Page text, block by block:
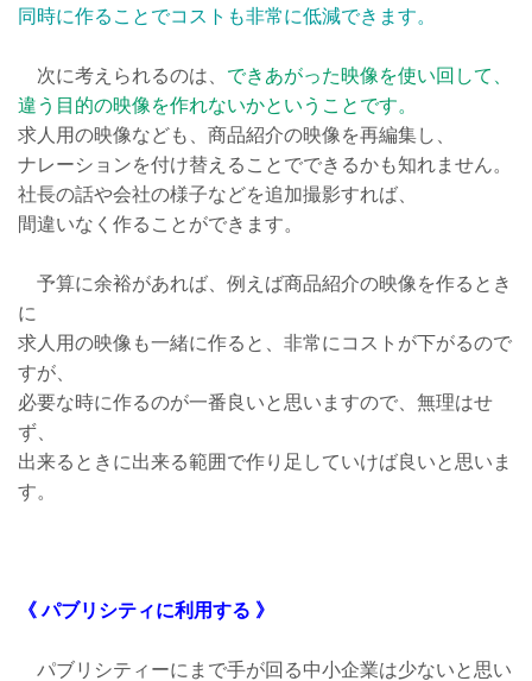
同時に作ることでコストも非常に低減できます。
次に考えられるのは、 できあがった映像を使い回して、
違う目的の映像を作れないかということです。
求人用の映像なども、商品紹介の映像を再編集し、
ナレーションを付け替えることでできるかも知れません。
社長の話や会社の様子などを追加撮影すれば、
間違いなく作ることができます。
予算に余裕があれば、例えば商品紹介の映像を作るとき
に
求人用の映像も一緒に作ると、非常にコストが下がるので
すが、
必要な時に作るのが一番良いと思いますので、無理はせ
ず、
出来るときに出来る範囲で作り足していけば良いと思いま
す。
《 パブリシティに利用する 》
パブリシティーにまで手が回る中小企業は少ないと思い